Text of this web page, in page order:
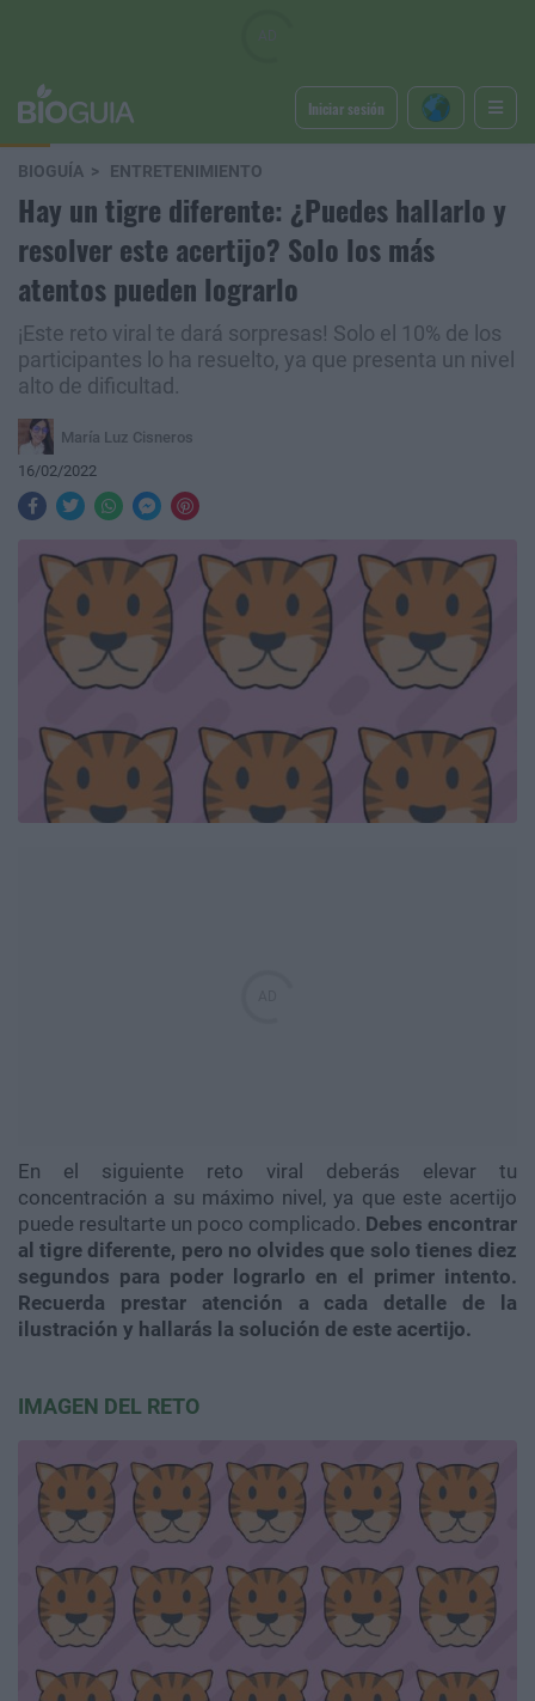
Iniciar sesión
BIOGUÍA ENTRETENIMIENTO
Hay un tigre diferente: ¿Puedes hallarlo y
resolver este acertijo? Solo los más
atentos pueden lograrlo
¡Este reto viral te dará sorpresas! Solo el 10% de los
participantes lo ha resuelto, ya que presenta un nivel
alto de dificultad.
María Luz Cisneros
16/02/2022
En el siguiente reto viral deberás elevar tu
concentración a su máximo nivel, ya que este acertijo
puede resultarte un poco complicado. Debes encontrar
al tigre diferente, pero no olvides que solo tienes diez
segundos para poder lograrlo en el primer intento.
Recuerda prestar atención a cada detalle de la
ilustración y hallarás la solución de este acertijo.
IMAGEN DEL RETO